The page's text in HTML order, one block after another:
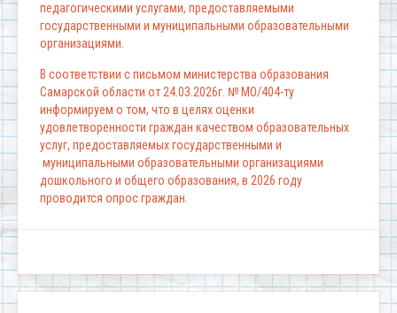
педагогическими услугами, предоставляемыми
государственными и муниципальными образовательными
организациями.
В соответствии с письмом министерства образования
Самарской области от 24.03.2026г. № МО/404-ту
информируем о том, что в целях оценки
удовлетворенности граждан качеством образовательных
услуг, предоставляемых государственными и
муниципальными образовательными организациями
дошкольного и общего образования, в 2026 году
проводится опрос граждан.